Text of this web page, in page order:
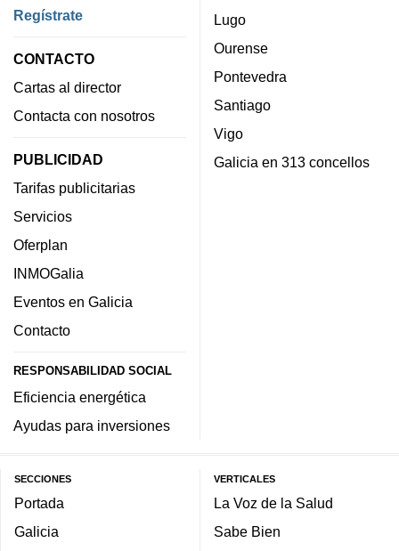
Regístrate
CONTACTO
Cartas al director
Contacta con nosotros
PUBLICIDAD
Tarifas publicitarias
Servicios
Oferplan
INMOGalia
Eventos en Galicia
Contacto
RESPONSABILIDAD SOCIAL
Eficiencia energética
Ayudas para inversiones
Lugo
Ourense
Pontevedra
Santiago
Vigo
Galicia en 313 concellos
SECCIONES
Portada
Galicia
VERTICALES
La Voz de la Salud
Sabe Bien